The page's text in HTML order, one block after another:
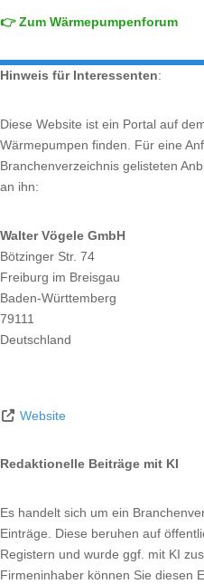
👉 Zum Wärmepumpenforum
Hinweis für Interessenten:
Diese Website ist ein Portal auf
Wärmepumpen finden. Für eine
Branchenverzeichnis gelisteten
an ihn:
Walter Vögele GmbH
Bötzinger Str. 74
Freiburg im Breisgau
Baden-Württemberg
79111
Deutschland
Website
Redaktionelle Beiträge mit KI
Es handelt sich um ein
Einträge. Diese beruhen auf
Registern und wurde ggf. mit KI
Firmeninhaber können Sie diesen